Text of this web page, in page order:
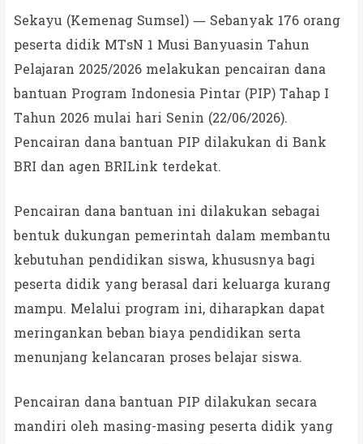
Sekayu (Kemenag Sumsel) — Sebanyak 176 orang
peserta didik MTsN 1 Musi Banyuasin Tahun
Pelajaran 2025/2026 melakukan pencairan dana
bantuan Program Indonesia Pintar (PIP) Tahap I
Tahun 2026 mulai hari Senin (22/06/2026).
Pencairan dana bantuan PIP dilakukan di Bank
BRI dan agen BRILink terdekat.
Pencairan dana bantuan ini dilakukan sebagai
bentuk dukungan pemerintah dalam membantu
kebutuhan pendidikan siswa, khususnya bagi
peserta didik yang berasal dari keluarga kurang
mampu. Melalui program ini, diharapkan dapat
meringankan beban biaya pendidikan serta
menunjang kelancaran proses belajar siswa.
Pencairan dana bantuan PIP dilakukan secara
mandiri oleh masing-masing peserta didik yang